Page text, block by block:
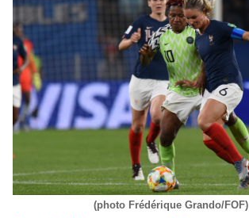
(photo Frédérique Grando/FOF)